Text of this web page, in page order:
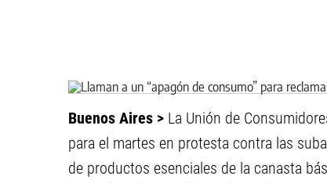
Buenos Aires > La Unión de
para el martes en protesta contra las
de productos esenciales de la canasta